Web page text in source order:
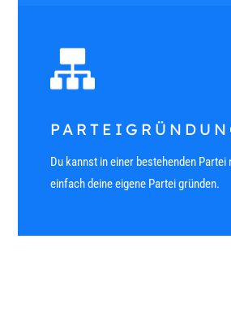
Du kannst in einer bestehenden
einfach deine eigene Partei gründen.